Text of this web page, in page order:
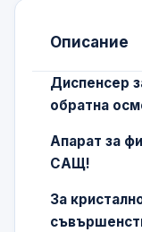
Описание
Диспенсер
обратна
Апарат за
САЩ!
За